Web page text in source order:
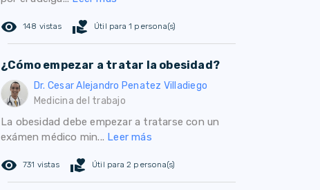
remove_red_eye 148 vistas volunteer_activism Útil para 1 persona(s)
¿Cómo empezar a tratar la obesidad?
Dr. Cesar Alejandro Penatez Villadiego
Medicina del trabajo
La obesidad debe empezar a tratarse con un
exámen médico min... Leer más
remove_red_eye 731 vistas volunteer_activism Útil para 2 persona(s)